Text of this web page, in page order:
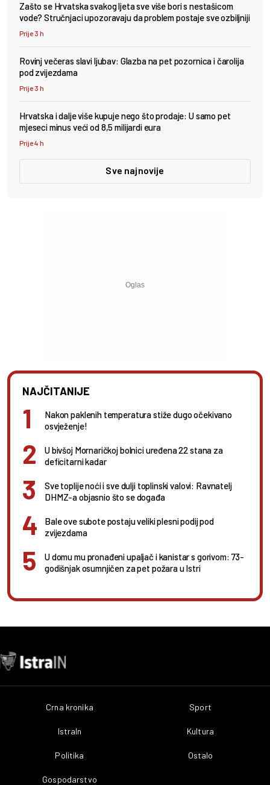
Zašto se Hrvatska svakog ljeta sve više bori s nestašicom
vode? Stručnjaci upozoravaju da problem postaje sve ozbiljniji
Prije 3 h
Rovinj večeras slavi ljubav: Glazba na pet pozornica i čarolija
pod zvijezdama
Prije 3 h
Hrvatska i dalje više kupuje nego što prodaje: U samo pet
mjeseci minus veći od 8,5 milijardi eura
Prije 4 h
Sve najnovije
NAJČITANIJE
Nakon paklenih temperatura stiže dugo očekivano
osvježenje!
U bivšoj Mornaričkoj bolnici uređena 22 stana za
deficitarni kadar
Sve toplije noći i sve dulji toplinski valovi: Ravnatelj
DHMZ-a objasnio što se događa
Bale ove subote postaju veliki plesni podij pod
zvijezdama
U domu mu pronađeni upaljač i kanistar s gorivom: 73-
godišnjak osumnjičen za pet požara u Istri
Crna kronika
IstraIn
Politika
Gospodarstvo
Sport
Kultura
Ostalo